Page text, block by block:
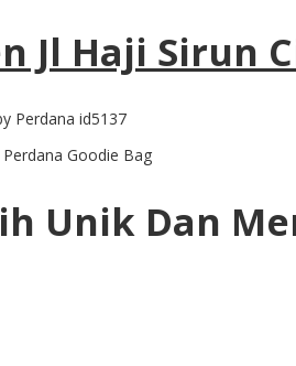
Jl Haji Sirun
Goodie Bag
Unik Dan